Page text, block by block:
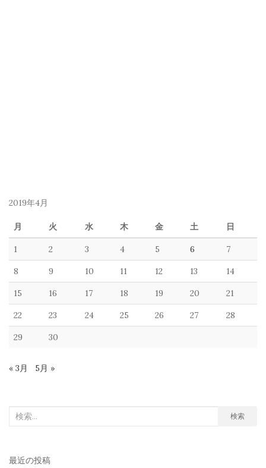
2019年4月
月 火 水 木 金 土 日
1 2 3 4 5 6 7
8 9 10 11 12 13 14
15 16 17 18 19 20 21
22 23 24 25 26 27 28
29 30
« 3月 5月 »
検
象:
検索
最近の投稿